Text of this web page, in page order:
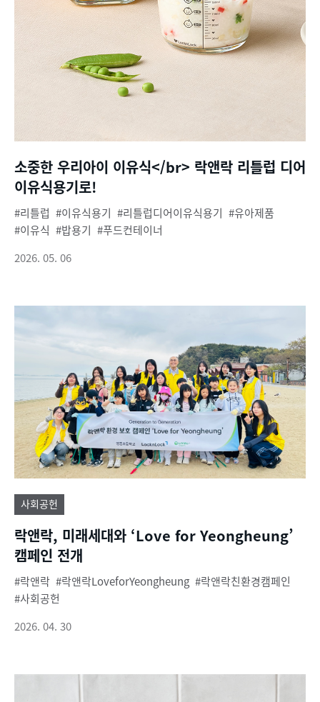
소중한 우리아이 이유식</br> 락앤락 리틀럽 디어
이유식용기로!
리틀럽 이유식용기 리틀럽디어이유식용기
유아제품
이유식
밥용기
푸드컨테이너
2026. 05. 06
사회공헌
락앤락, 미래세대와 ‘Love for Yeongheung’
캠페인 전개
락앤락 락앤락LoveforYeongheung
락앤락친환경캠페인
사회공헌
2026. 04. 30